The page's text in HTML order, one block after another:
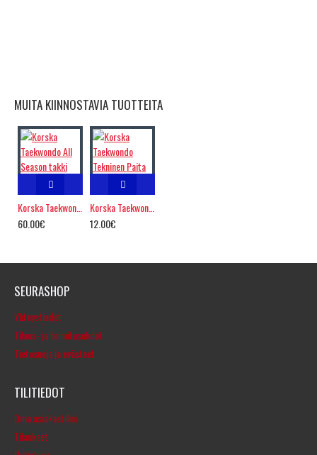
MUITA KIINNOSTAVIA TUOTTEITA
60.00€
Korska Taekwondo Tekninen Paita
12.00€
SEURASHOP
Yhteystiedot
Tilaus- ja toimitusehdot
Tietosuoja ja evästeet
TILITIEDOT
Oma asiakastilini
Tilaukset